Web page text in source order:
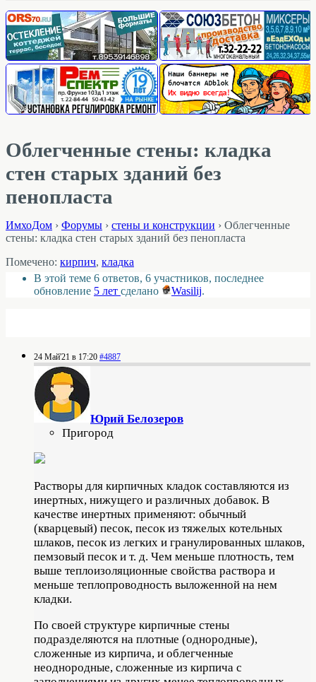
Облегченные стены: кладка
стен старых зданий без
пенопласта
ИмхоДом › Форумы › стены и конструкции › Облегченные
стены: кладка стен старых зданий без пенопласта
Помечено: кирпич, кладка
В этой теме 6 ответов, 6 участников, последнее
обновление 5 лет сделано Wasilij.
24 Май'21 в 17:20 #4887
Юрий Белозеров
Пригород
Растворы для кирпичных кладок составляются из
инертных, нижущего и различных добавок. В
качестве инертных применяют: обычный
(кварцевый) песок, песок из тяжелых котельных
шлаков, песок из легких и гранулированных шлаков,
пемзовый песок и т. д. Чем меньше плотность, тем
выше теплоизоляционные свойства раствора и
меньше теплопроводность выложенной на нем
кладки.
По своей структуре кирпичные стены
подразделяются на плотные (однородные),
сложенные из кирпича, и облегченные
неоднородные, сложенные из кирпича с